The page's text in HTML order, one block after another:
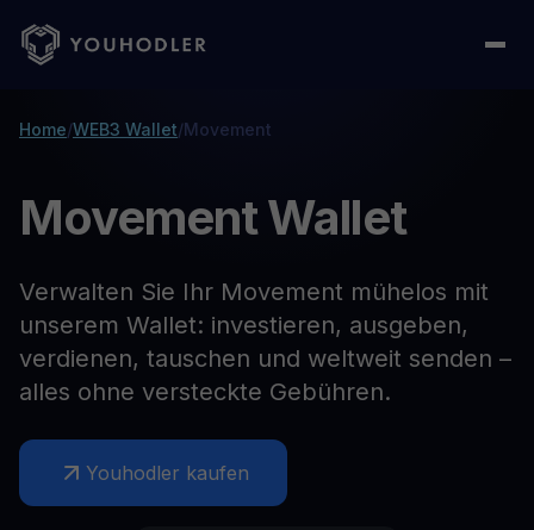
Home/WEB3 Wallet/Movement
Movement Wallet
Verwalten Sie Ihr Movement mühelos mit
unserem Wallet: investieren, ausgeben,
verdienen, tauschen und weltweit senden –
alles ohne versteckte Gebühren.
Youhodler kaufen